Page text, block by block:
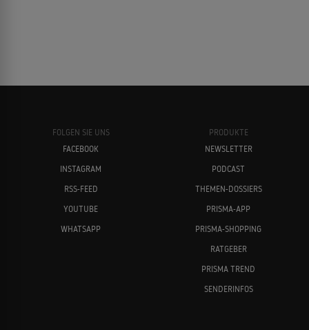
FOLGEN SIE UNS
FACEBOOK
INSTAGRAM
RSS-FEED
YOUTUBE
WHATSAPP
PRODUKTE
NEWSLETTER
PODCAST
THEMEN-DOSSIERS
PRISMA-APP
PRISMA-SHOPPING
RATGEBER
PRISMA TREND
SENDERINFOS